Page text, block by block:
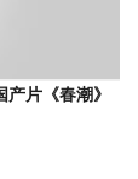
片《春潮》